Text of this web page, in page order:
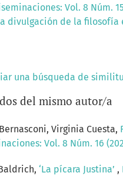
Vol. 8 Núm.
divulgación de la filosofía
una búsqueda de
del mismo autor/a
Virginia Cuesta,
Vol. 8 Núm. 16
‘La pícara Justina’ ,